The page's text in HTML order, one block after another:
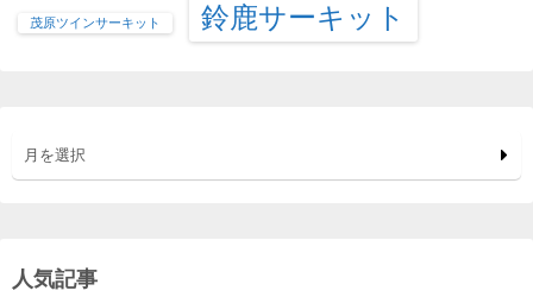
茂原ツインサーキット 鈴鹿サーキット
月を選択
人気記事